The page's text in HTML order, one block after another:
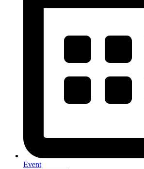
Event